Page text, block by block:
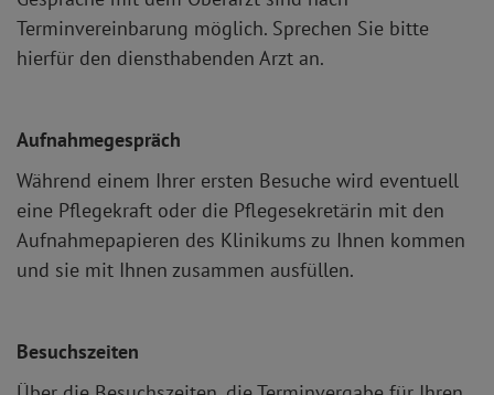
Terminvereinbarung möglich. Sprechen Sie bitte
hierfür den diensthabenden Arzt an.
Aufnahmegespräch
Während einem Ihrer ersten Besuche wird eventuell
eine Pflegekraft oder die Pflegesekretärin mit den
Aufnahmepapieren des Klinikums zu Ihnen kommen
und sie mit Ihnen zusammen ausfüllen.
Besuchszeiten